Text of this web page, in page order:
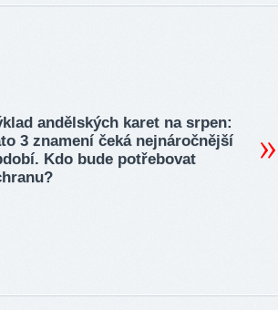
andělských karet na srpen:
3 znamení čeká nejnáročnější
Kdo bude potřebovat